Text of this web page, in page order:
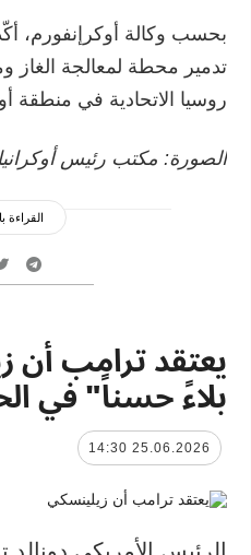
بحسب وكالة أوكرإنفورم،
تدمير محطة لمعالجة الغاز
روسيا الاتحادية في منطقة
الصورة: مكتب رئيس أوكرانيا
القراءة
يعتقد ترامب أن
بلاءً حسناً" في
25.06.2026 14:30